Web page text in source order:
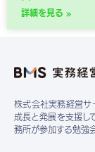
詳細を見る »
株式会社実務経営
成長と発展を支援し
務所が参加する勉強